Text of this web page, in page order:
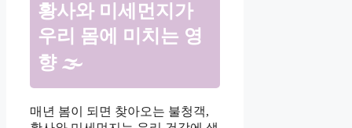
황사와 미세먼지가
우리 몸에 미치는 영
향 🌫️
매년 봄이 되면 찾아오는 불청객,